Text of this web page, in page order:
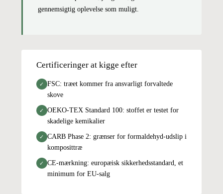
gennemsigtig oplevelse som muligt.
Certificeringer at kigge efter
✓
FSC: træet kommer fra ansvarligt forvaltede
skove
✓
OEKO-TEX Standard 100: stoffet er testet for
skadelige kemikalier
✓
CARB Phase 2: grænser for formaldehyd-udslip i
komposittræ
✓
CE-mærkning: europæisk sikkerhedsstandard, et
minimum for EU-salg